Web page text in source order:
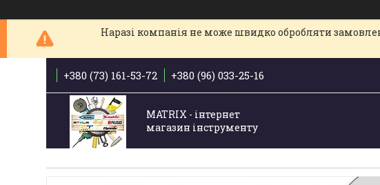
Наразі компанія не може швидко обробляти
+380 (73) 161-53-72 +380 (96) 033-25-16
MATRIX - інтернет
магазин інструменту